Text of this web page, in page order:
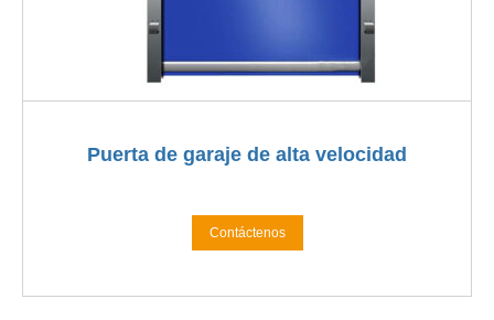
Puerta de garaje de alta velocidad
Contáctenos